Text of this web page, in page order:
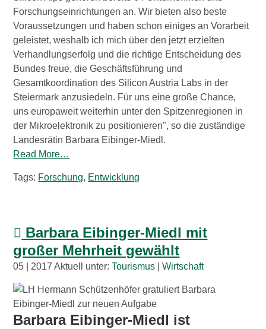
Forschungseinrichtungen an. Wir bieten also beste
Voraussetzungen und haben schon einiges an Vorarbeit
geleistet, weshalb ich mich über den jetzt erzielten
Verhandlungserfolg und die richtige Entscheidung des
Bundes freue, die Geschäftsführung und
Gesamtkoordination des Silicon Austria Labs in der
Steiermark anzusiedeln. Für uns eine große Chance,
uns europaweit weiterhin unter den Spitzenregionen in
der Mikroelektronik zu positionieren", so die zuständige
Landesrätin Barbara Eibinger-Miedl.
Read More…
Tags: Forschung, Entwicklung
Barbara Eibinger-Miedl mit
großer Mehrheit gewählt
05 | 2017 Aktuell unter:Tourismus |Wirtschaft
Barbara Eibinger-Miedl ist